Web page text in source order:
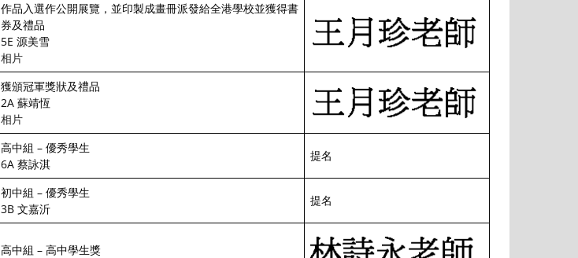
作品入選作公開展覽，並印製成畫冊派發給全港學校並獲得書
券及禮品
5E 源美雪
相片
獲頒冠軍獎狀及禮品
2A 蘇靖恆
相片
高中組 – 優秀學生
6A 蔡詠淇
提名
初中組 – 優秀學生
3B 文嘉沂
提名
高中組 – 高中學生獎